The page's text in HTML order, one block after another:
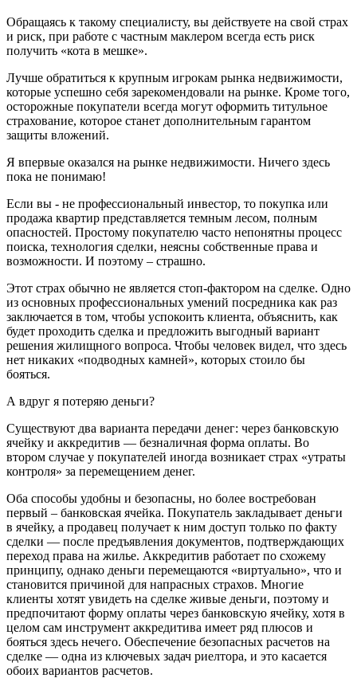
Обращаясь к такому специалисту, вы действуете на свой страх
и риск, при работе с частным маклером всегда есть риск
получить «кота в мешке».
Лучше обратиться к крупным игрокам рынка недвижимости,
которые успешно себя зарекомендовали на рынке. Кроме того,
осторожные покупатели всегда могут оформить титульное
страхование, которое станет дополнительным гарантом
защиты вложений.
Я впервые оказался на рынке недвижимости. Ничего здесь
пока не понимаю!
Если вы - не профессиональный инвестор, то покупка или
продажа квартир представляется темным лесом, полным
опасностей. Простому покупателю часто непонятны процесс
поиска, технология сделки, неясны собственные права и
возможности. И поэтому – страшно.
Этот страх обычно не является стоп-фактором на сделке. Одно
из основных профессиональных умений посредника как раз
заключается в том, чтобы успокоить клиента, объяснить, как
будет проходить сделка и предложить выгодный вариант
решения жилищного вопроса. Чтобы человек видел, что здесь
нет никаких «подводных камней», которых стоило бы
бояться.
А вдруг я потеряю деньги?
Существуют два варианта передачи денег: через банковскую
ячейку и аккредитив — безналичная форма оплаты. Во
втором случае у покупателей иногда возникает страх «утраты
контроля» за перемещением денег.
Оба способы удобны и безопасны, но более востребован
первый – банковская ячейка. Покупатель закладывает деньги
в ячейку, а продавец получает к ним доступ только по факту
сделки — после предъявления документов, подтверждающих
переход права на жилье. Аккредитив работает по схожему
принципу, однако деньги перемещаются «виртуально», что и
становится причиной для напрасных страхов. Многие
клиенты хотят увидеть на сделке живые деньги, поэтому и
предпочитают форму оплаты через банковскую ячейку, хотя в
целом сам инструмент аккредитива имеет ряд плюсов и
бояться здесь нечего. Обеспечение безопасных расчетов на
сделке — одна из ключевых задач риелтора, и это касается
обоих вариантов расчетов.